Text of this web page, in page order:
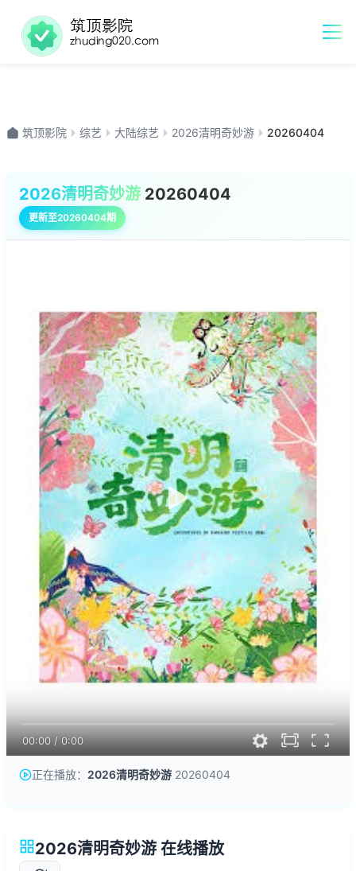
筑顶影院 综艺 大陆综艺 2026清明奇妙游 20260404
2026清明奇妙游 20260404
更新至20260404期
00:00/0:00
正在播放： 2026清明奇妙游 20260404
2026清明奇妙游 在线播放